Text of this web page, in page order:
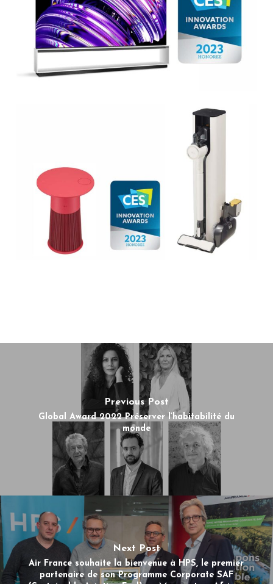
Previous Post
Global Award 2022 Préserver l’habitabilité du
monde
Next Post
Air France souhaite la bienvenue à HPS, le premier
partenaire de son Programme Corporate SAF